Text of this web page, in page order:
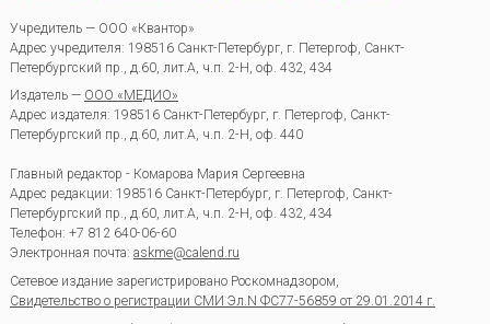
Учредитель — ООО «Квантор»
Адрес учредителя: 198516 Санкт-Петербург, г. Петергоф, Санкт-
Петербургский пр., д.60, лит.А, ч.п. 2-Н, оф. 432, 434
Издатель — ООО «МЕДИО»
Адрес издателя: 198516 Санкт-Петербург, г. Петергоф, Санкт-
Петербургский пр., д.60, лит.А, ч.п. 2-Н, оф. 440
Главный редактор - Комарова Мария Сергеевна
Адрес редакции: 198516 Санкт-Петербург, г. Петергоф, Санкт-
Петербургский пр., д.60, лит.А, ч.п. 2-Н, оф. 432, 434
Телефон: +7 812 640-06-60
Электронная почта: askme@calend.ru
Сетевое издание зарегистрировано Роскомнадзором,
Свидетельство о регистрации СМИ Эл.N ФС77-56859 от 29.01.2014 г.